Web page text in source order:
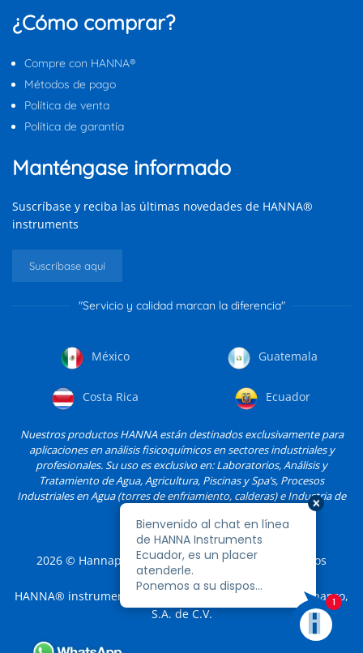
¿Cómo comprar?
Compre con HANNA®
Métodos de pago
Política de venta
Política de garantía
Manténgase informado
Suscríbase y reciba las últimas novedades de HANNA®
instruments
Suscríbase aquí
"Servicio y calidad marcan la diferencia"
México Guatemala
Costa Rica Ecuador
Nuestros productos HANNA están destinados exclusivamente para
aplicaciones en análisis fisicoquímicos en sectores industriales y
profesionales. Su uso es exclusivo en: Laboratorios, Análisis y
Tratamiento de Agua, Agricultura, Piscinas y Spa’s, Procesos
Industriales en Agua (torres de enfriamiento, calderas) e Industria de
2026 © Hannapro, S.A. de C.V. y sus filiales. Todos los
derechos reservados.
HANNA® instruments es una marca registrada de Hannapro,
S.A. de C.V.